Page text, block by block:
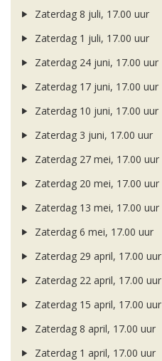
Zaterdag 8 juli, 17.00 uur
Zaterdag 1 juli, 17.00 uur
Zaterdag 24 juni, 17.00 uur
Zaterdag 17 juni, 17.00 uur
Zaterdag 10 juni, 17.00 uur
Zaterdag 3 juni, 17.00 uur
Zaterdag 27 mei, 17.00 uur
Zaterdag 20 mei, 17.00 uur
Zaterdag 13 mei, 17.00 uur
Zaterdag 6 mei, 17.00 uur
Zaterdag 29 april, 17.00 uur
Zaterdag 22 april, 17.00 uur
Zaterdag 15 april, 17.00 uur
Zaterdag 8 april, 17.00 uur
Zaterdag 1 april, 17.00 uur